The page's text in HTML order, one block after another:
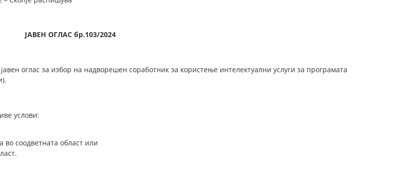
ЈАВЕН ОГЛАС бр.103/2024
оглас за избор на надворешен соработник за користење интелектуални услуги за програмата
услови:
во соодветната област или